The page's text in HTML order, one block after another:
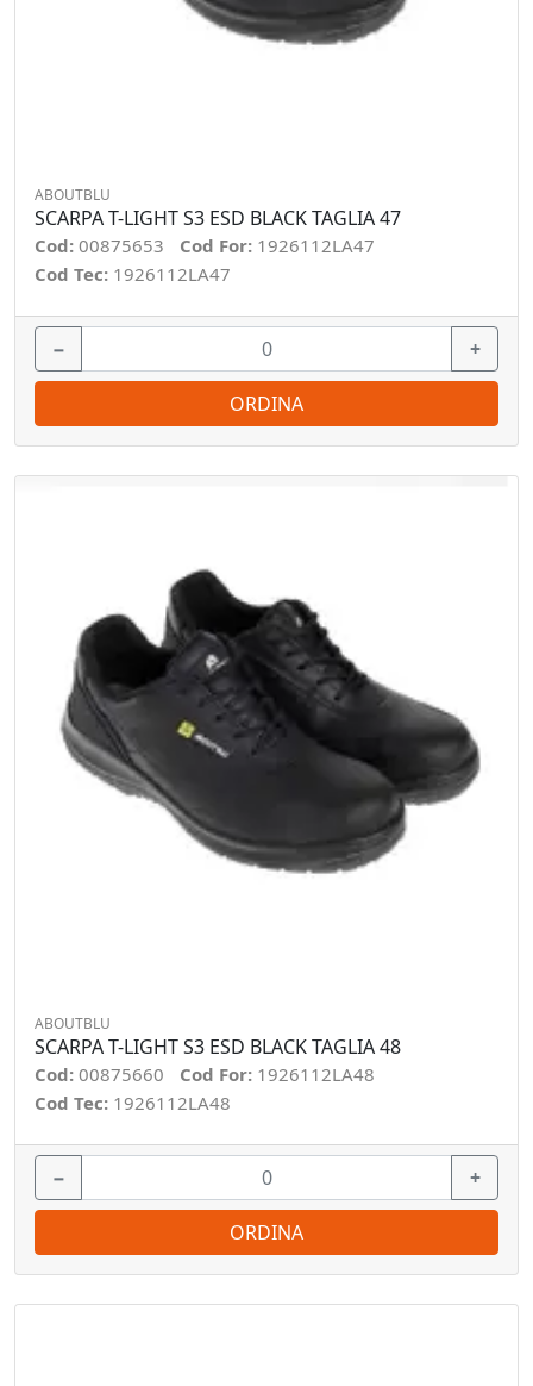
ABOUTBLU
SCARPA T-LIGHT S3 ESD BLACK TAGLIA 47
Cod: 00875653 Cod For: 1926112LA47
Cod Tec: 1926112LA47
− +
ORDINA
ABOUTBLU
SCARPA T-LIGHT S3 ESD BLACK TAGLIA 48
Cod: 00875660 Cod For: 1926112LA48
Cod Tec: 1926112LA48
− +
ORDINA